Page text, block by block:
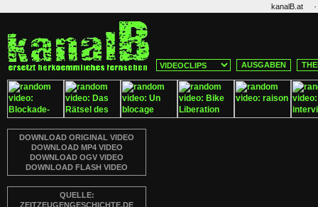
kanalB.at ·
AUSGABEN
DOWNLOAD ORIGINAL VIDEO
DOWNLOAD MP4 VIDEO
DOWNLOAD OGV VIDEO
DOWNLOAD FLASH VIDEO
QUELLE:
ZEITZEUGENGESCHICHTE.DE